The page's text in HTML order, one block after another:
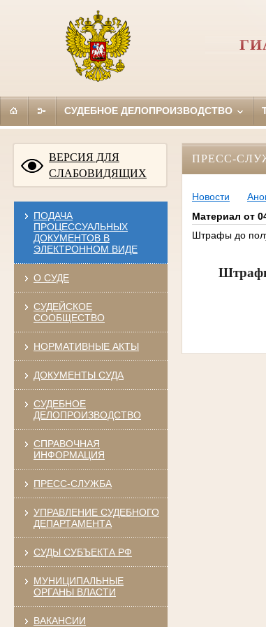
СУДЕБНОЕ ДЕЛОПРОИЗВОДСТВО
ВЕРСИЯ ДЛЯ
СЛАБОВИДЯЩИХ
ПОДАЧА
ПРОЦЕССУАЛЬНЫХ
ДОКУМЕНТОВ В
ЭЛЕКТРОННОМ ВИДЕ
О СУДЕ
СУДЕЙСКОЕ
СООБЩЕСТВО
НОРМАТИВНЫЕ АКТЫ
ДОКУМЕНТЫ СУДА
СУДЕБНОЕ
ДЕЛОПРОИЗВОДСТВО
СПРАВОЧНАЯ
ИНФОРМАЦИЯ
ПРЕСС-СЛУЖБА
УПРАВЛЕНИЕ СУДЕБНОГО
ДЕПАРТАМЕНТА
СУДЫ СУБЪЕКТА РФ
МУНИЦИПАЛЬНЫЕ
ОРГАНЫ ВЛАСТИ
ВАКАНСИИ
ПРЕСС-
Новости
Материал от
Штрафы до
Штрафы